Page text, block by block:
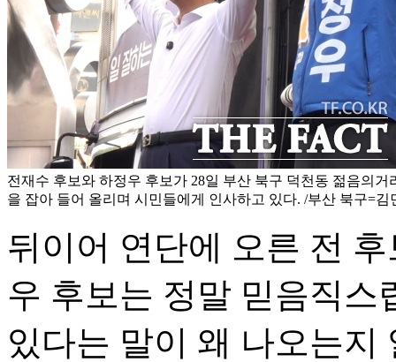
전재수 후보와 하정우 후보가 28일 부산 북구 덕천동 젊음의
을 잡아 들어 올리며 시민들에게 인사하고 있다. /부산 북구=김
뒤이어 연단에 오른 전
우 후보는 정말 믿음직
있다는 말이 왜 나오는